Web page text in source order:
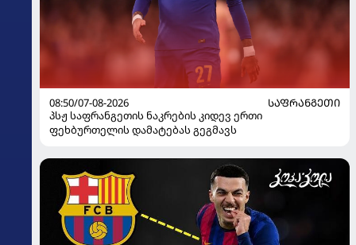
08:50/07-08-2026
ᲡᲐᲤᲠᲐᲜᲒᲔᲗᲘ
პსჟ საფრანგეთის ნაკრების კიდევ ერთი
ფეხბურთელის დამატებას გეგმავს